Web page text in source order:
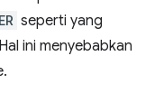
seperti yang
ini menyebabkan